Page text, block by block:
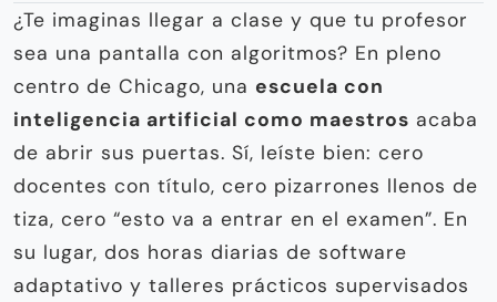
¿Te imaginas llegar a clase y que tu profesor
sea una pantalla con algoritmos? En pleno
centro de Chicago, una escuela con
inteligencia artificial como maestros acaba
de abrir sus puertas. Sí, leíste bien: cero
docentes con título, cero pizarrones llenos de
tiza, cero “esto va a entrar en el examen”. En
su lugar, dos horas diarias de software
adaptativo y talleres prácticos supervisados